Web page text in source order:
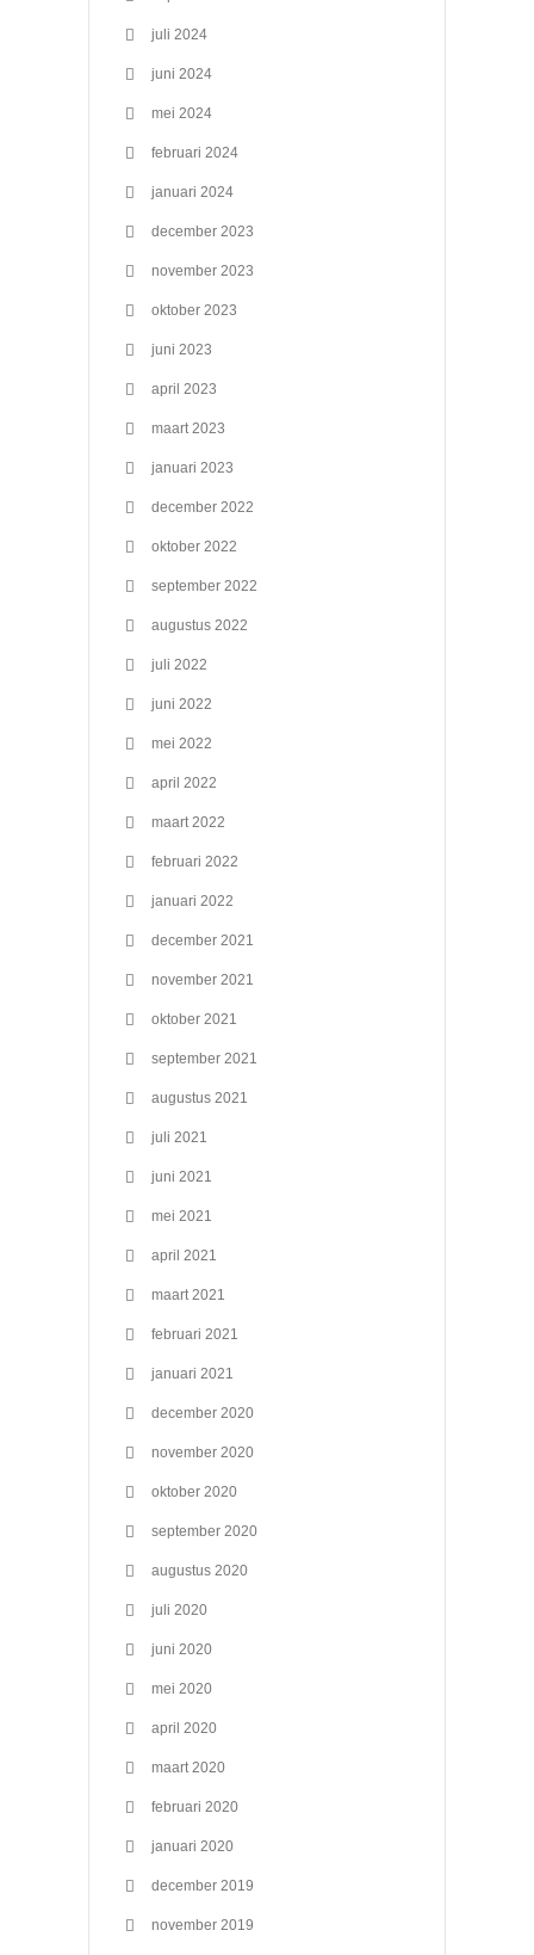
juli 2024
juni 2024
mei 2024
februari 2024
januari 2024
december 2023
november 2023
oktober 2023
juni 2023
april 2023
maart 2023
januari 2023
december 2022
oktober 2022
september 2022
augustus 2022
juli 2022
juni 2022
mei 2022
april 2022
maart 2022
februari 2022
januari 2022
december 2021
november 2021
oktober 2021
september 2021
augustus 2021
juli 2021
juni 2021
mei 2021
april 2021
maart 2021
februari 2021
januari 2021
december 2020
november 2020
oktober 2020
september 2020
augustus 2020
juli 2020
juni 2020
mei 2020
april 2020
maart 2020
februari 2020
januari 2020
december 2019
november 2019